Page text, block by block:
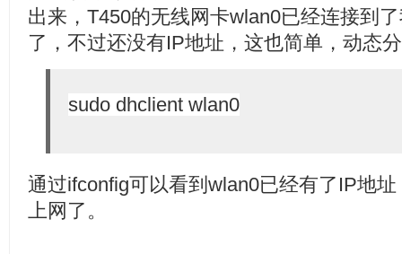
出来，T450的无线网卡wlan0已经连接到
了，不过还没有IP地址，这也简单，动态
sudo dhclient wlan0
通过ifconfig可以看到wlan0已经有了IP地
上网了。